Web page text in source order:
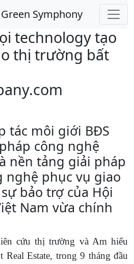
Symphony
technology tạo
thị trường bất
tác môi giới BĐS
công nghệ
nền tảng giải pháp
nghệ phục vụ giao
bảo trợ của Hội
Nam vừa chính
cứu thị trường và Am hiểu
Estate, trong 9 tháng đầu